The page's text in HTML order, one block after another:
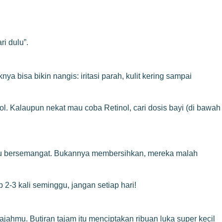
dulu”.
bisa bikin nangis: iritasi parah, kulit kering sampai
Kalaupun nekat mau coba Retinol, cari dosis bayi (di bawah
Bukannya membersihkan, mereka malah
2-3 kali seminggu, jangan setiap hari!
Butiran tajam itu menciptakan ribuan luka super kecil